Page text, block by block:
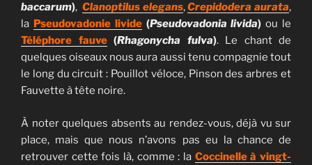
baccarum),Clanoptilus elegans,Crepidodera aurata,
la Pseudovadonie livide(Pseudovadonia livida) ou le
Téléphore fauve(Rhagonycha fulva). Le chant de
quelques oiseaux nous aura aussi tenu compagnie tout
le long du circuit : Pouillot véloce, Pinson des arbres et
Fauvette à tête noire.
À noter quelques absents au rendez-vous, déjà vu sur
place, mais que nous n’avons pas eu la chance de
retrouver cette fois là, comme : la Coccinelle à vingt-